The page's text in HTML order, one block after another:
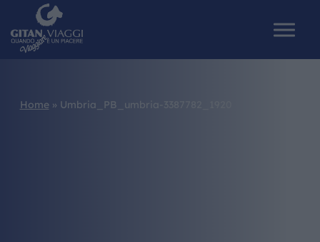
Home » Umbria_PB_umbria-3387782_1920